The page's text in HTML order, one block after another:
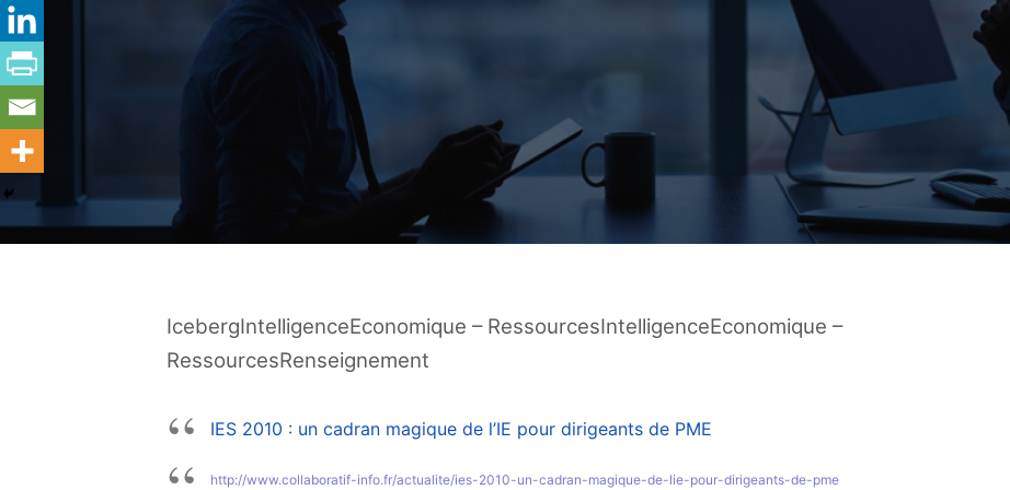
IcebergIntelligenceEconomique – RessourcesIntelligenceEconomique –
RessourcesRenseignement
IES 2010 : un cadran magique de l’IE pour dirigeants de PME
http://www.collaboratif-info.fr/actualite/ies-2010-un-cadran-magique-de-lie-pour-dirigeants-de-pme